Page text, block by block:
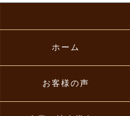
ホーム
お客様の声